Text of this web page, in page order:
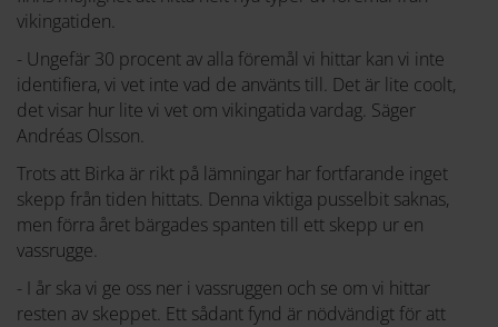
vikingatiden.
- Ungefär 30 procent av alla föremål vi hittar kan vi inte
identifiera, vi vet inte vad de använts till. Det är lite coolt,
det visar hur lite vi vet om vikingatida vardag. Säger
Andréas Olsson.
Trots att Birka är rikt på lämningar har fortfarande inget
skepp från tiden hittats. Denna viktiga pusselbit saknas,
men förra året bärgades spanten till ett skepp ur en
vassrugge.
- I år ska vi ge oss ner i vassruggen och se om vi hittar
resten av skeppet. Ett sådant fynd är nödvändigt för att